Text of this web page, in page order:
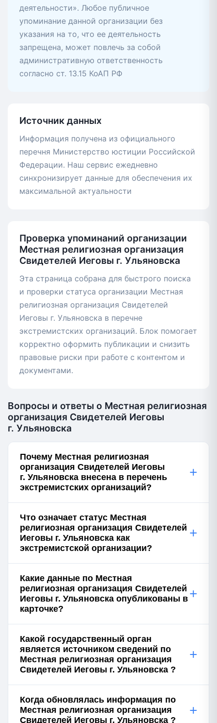
деятельности». Любое публичное
упоминание данной организации без
указания на то, что ее деятельность
запрещена, может повлечь за собой
административную ответственность
согласно ст. 13.15 КоАП РФ
Источник данных
Информация получена из официального
перечня Министерство юстиции Российской
Федерации. Наш сервис ежедневно
синхронизирует данные для обеспечения их
максимальной актуальности
Проверка упоминаний организации
Местная религиозная организация
Свидетелей Иеговы г. Ульяновска
Эта страница собрана для быстрого поиска
и проверки статуса организации Местная
религиозная организация Свидетелей
Иеговы г. Ульяновска в перечне
экстремистских организаций. Блок помогает
корректно оформить публикации и снизить
правовые риски при работе с контентом и
документами.
Вопросы и ответы о Местная религиозная
организация Свидетелей Иеговы
г. Ульяновска
Почему Местная религиозная
организация Свидетелей Иеговы
г. Ульяновска внесена в перечень
экстремистских организаций?
+
Что означает статус Местная
религиозная организация Свидетелей
Иеговы г. Ульяновска как
экстремистской организации?
+
Какие данные по Местная
религиозная организация Свидетелей
Иеговы г. Ульяновска опубликованы в
карточке?
+
Какой государственный орган
является источником сведений по
Местная религиозная организация
Свидетелей Иеговы г. Ульяновска ?
+
Когда обновлялась информация по
Местная религиозная организация
Свидетелей Иеговы г. Ульяновска ?
+